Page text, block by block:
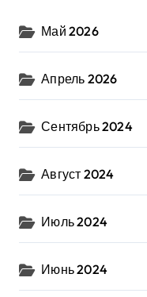
Май 2026
Апрель 2026
Сентябрь 2024
Август 2024
Июль 2024
Июнь 2024